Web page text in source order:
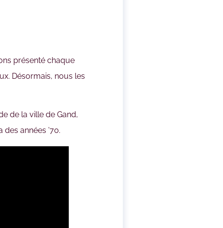
présenté chaque
Désormais, nous les
de la ville de Gand,
années ’70.